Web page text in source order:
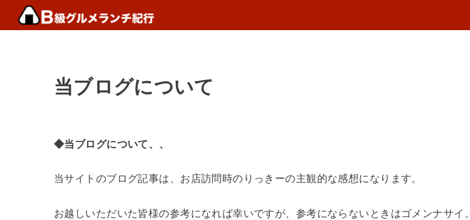
当ブログについて
◆当ブログについて、、
当サイトのブログ記事は、お店訪問時のりっきーの主観的な感想になります。
お越しいただいた皆様の参考になれば幸いですが、参考にならないときはゴメンナサイ。